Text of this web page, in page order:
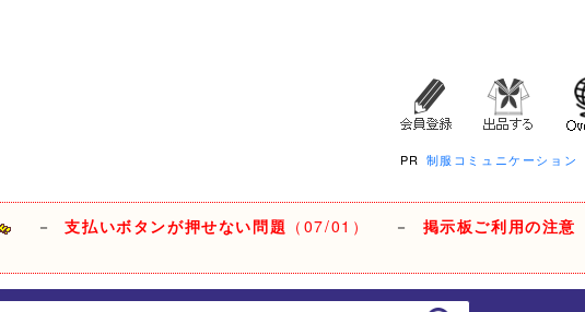
PR 制服コミュニケーション
－支払いボタンが押せない問題 （07/01） － 掲示板ご利用の注意